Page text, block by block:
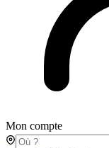
Mon compte